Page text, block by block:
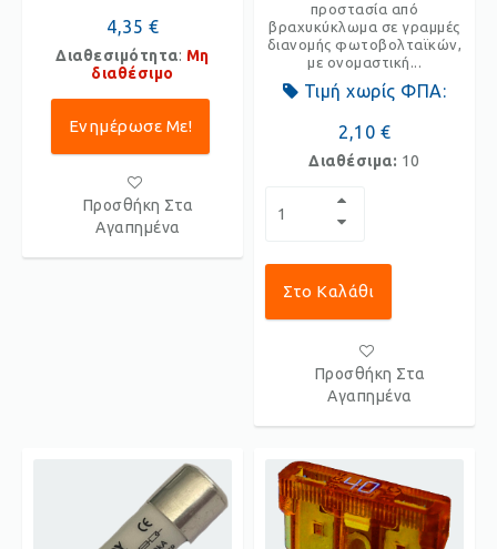
4,35 €
Διαθεσιμότητα: Μη
διαθέσιμο
Ενημέρωσε Με!
Προσθήκη Στα
Αγαπημένα
προστασία από
βραχυκύκλωμα σε γραμμές
διανομής φωτοβολταϊκών,
με ονομαστική...
Τιμή χωρίς ΦΠΑ:
2,10 €
Διαθέσιμα: 10
Στο Καλάθι
Προσθήκη Στα
Αγαπημένα